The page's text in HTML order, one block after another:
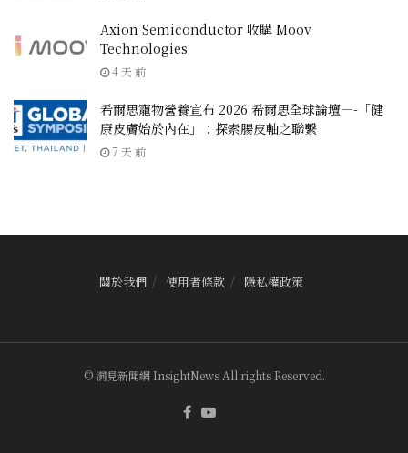
Axion Semiconductor 收購 Moov
Technologies
4 天 前
希爾思寵物營養宣布 2026 希爾思全球論壇—-「健
康皮膚始於內在」：探索腸皮軸之聯繫
7 天 前
關於我們 使用者條款 隱私權政策
© 洞見新聞網 InsightNews All rights Reserved.